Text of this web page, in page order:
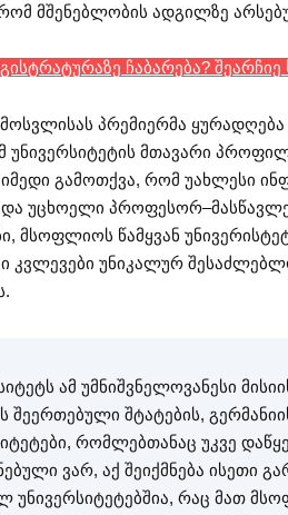
მშენებლობის ადგილზე
ჩაბარება?
პრემიერმა
უნივერსიტეტის მთავარი
იმედი გამოთქვა, რომ უახლესი
უცხოელი
მსოფლიოს წამყვან
კვლევები უნიკალურ
ამ უმნიშვნელოვანესი
შეერთებული შტატების,
რომლებთანაც უკვე
ვარ, აქ შეიქმნება ისეთი
უნივერსიტეტებშია, რაც მათ